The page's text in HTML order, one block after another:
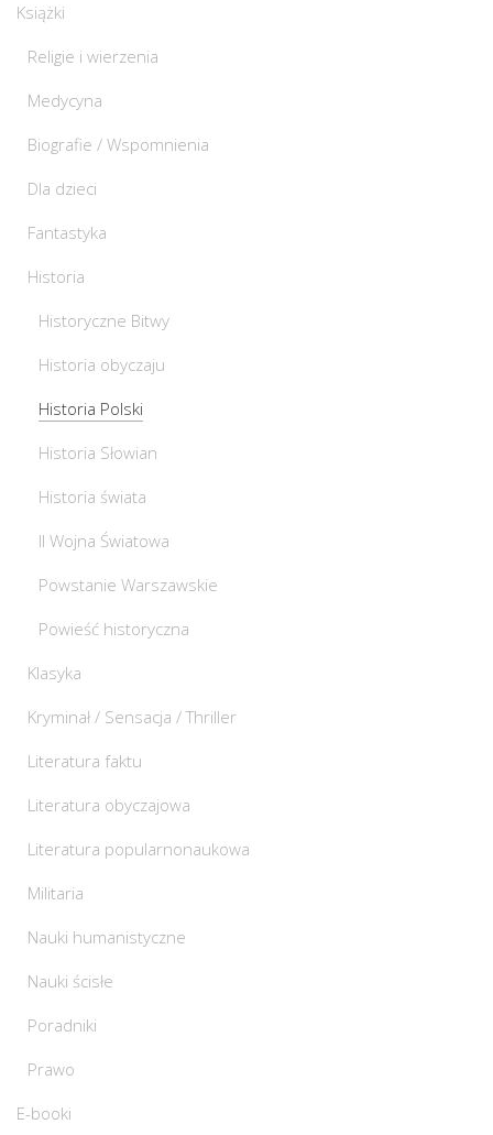
Książki
Religie i wierzenia
Medycyna
Biografie / Wspomnienia
Dla dzieci
Fantastyka
Historia
Historyczne Bitwy
Historia obyczaju
Historia Polski
Historia Słowian
Historia świata
II Wojna Światowa
Powstanie Warszawskie
Powieść historyczna
Klasyka
Kryminał / Sensacja / Thriller
Literatura faktu
Literatura obyczajowa
Literatura popularnonaukowa
Militaria
Nauki humanistyczne
Nauki ścisłe
Poradniki
Prawo
E-booki